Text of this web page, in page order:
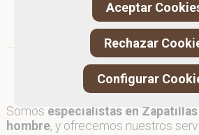
lunes.
Somos especialistas en Zapatillas
hombre, y ofrecemos nuestros
Aceptar
Rechazar
Configurar